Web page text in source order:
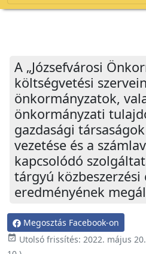
A „Józsefvárosi
költségvetési
önkormányzatok,
önkormányzati
gazdasági
vezetése és a
kapcsolódó
tárgyú közbeszerzési
eredményének
Megosztás Facebook-on
event_available Utolsó frissítés: 2022. május 20.